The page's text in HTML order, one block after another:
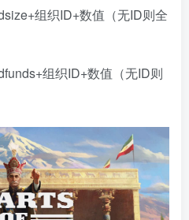
组织ID+数值（无ID则全
组织ID+数值（无ID则